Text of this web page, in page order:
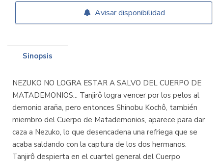
Avisar disponibilidad
Sinopsis
NEZUKO NO LOGRA ESTAR A SALVO DEL CUERPO DE
MATADEMONIOS... Tanjirô logra vencer por los pelos al
demonio araña, pero entonces Shinobu Kochô, también
miembro del Cuerpo de Matademonios, aparece para dar
caza a Nezuko, lo que desencadena una refriega que se
acaba saldando con la captura de los dos hermanos.
Tanjirô despierta en el cuartel general del Cuerpo